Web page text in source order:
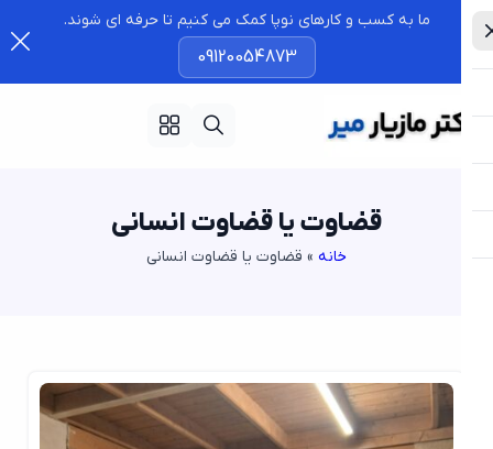
ما به کسب و کارهای نوپا کمک می کنیم تا حرفه ای شوند.
09120054873
قضاوت یا قضاوت انسانی
»قضاوت یا قضاوت انسانی